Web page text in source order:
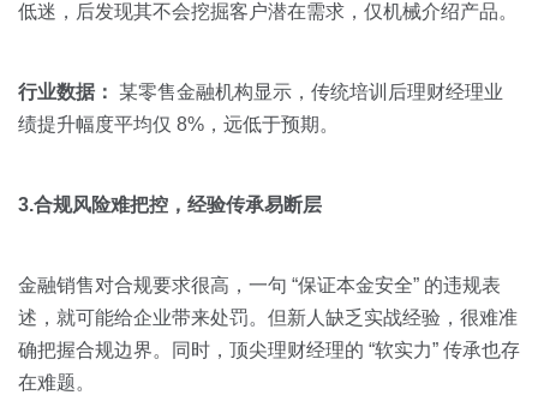
低迷，后发现其不会挖掘客户潜在需求，仅机械介绍产品。
行业数据：
某零售金融机构显示，传统培训后理财经理业
绩提升幅度平均仅 8%，远低于预期。
3.合规风险难把控，经验传承易断层
金融销售对合规要求很高，一句 “保证本金安全” 的违规表
述，就可能给企业带来处罚。但新人缺乏实战经验，很难准
确把握合规边界。同时，顶尖理财经理的 “软实力” 传承也存
在难题。